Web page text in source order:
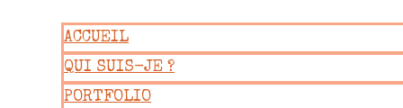
contenu
ACCUEIL
QUI SUIS-JE ?
PORTFOLIO